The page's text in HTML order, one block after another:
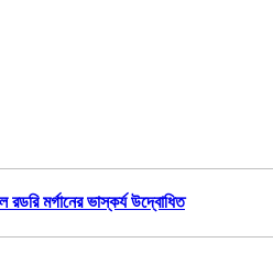
রডরি মর্গানের ভাস্কর্য উদ্বোধিত